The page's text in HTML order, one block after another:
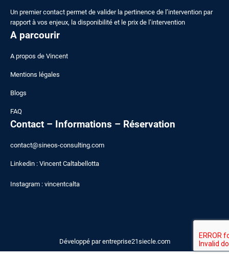
Un premier contact permet de valider la pertinence de l’intervention par
rapport à vos enjeux, la disponibilité et le prix de l’intervention
A parcourir
Apropos de Vincent
Mentions légales
Blogs
FAQ
Contact – Informations – Réservation
contact@sineos-consulting.com
Linkedin : Vincent Caltabellotta
Instagram : vincentcalta
Développé parentreprise21siecle.com